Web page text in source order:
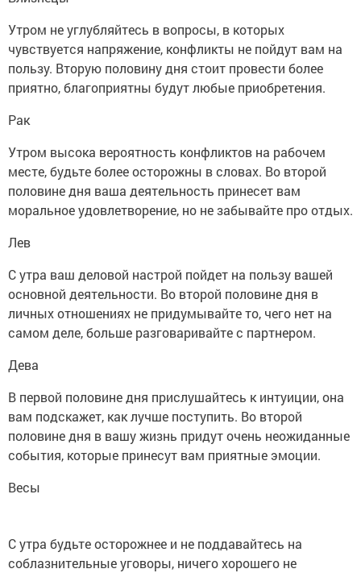
Утром не углубляйтесь в вопросы, в которых
чувствуется напряжение, конфликты не пойдут вам на
пользу. Вторую половину дня стоит провести более
приятно, благоприятны будут любые приобретения.
Рак
Утром высока вероятность конфликтов на рабочем
месте, будьте более осторожны в словах. Во второй
половине дня ваша деятельность принесет вам
моральное удовлетворение, но не забывайте про отдых.
Лев
С утра ваш деловой настрой пойдет на пользу вашей
основной деятельности. Во второй половине дня в
личных отношениях не придумывайте то, чего нет на
самом деле, больше разговаривайте с партнером.
Дева
В первой половине дня прислушайтесь к интуиции, она
вам подскажет, как лучше поступить. Во второй
половине дня в вашу жизнь придут очень неожиданные
события, которые принесут вам приятные эмоции.
Весы
С утра будьте осторожнее и не поддавайтесь на
соблазнительные уговоры, ничего хорошего не